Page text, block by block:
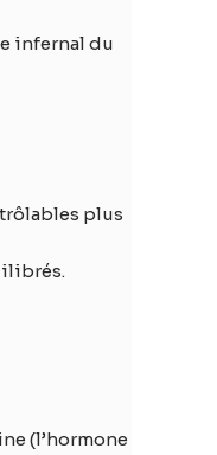
infernal du
plus
(l’hormone